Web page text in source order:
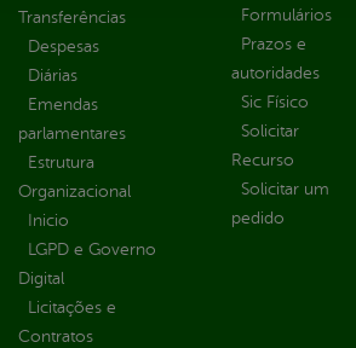
Transferências
Despesas
Diárias
Emendas
parlamentares
Estrutura
Organizacional
Inicio
LGPD e Governo
Digital
Licitações e
Contratos
Formulários
Prazos e
autoridades
Sic Físico
Solicitar
Recurso
Solicitar um
pedido